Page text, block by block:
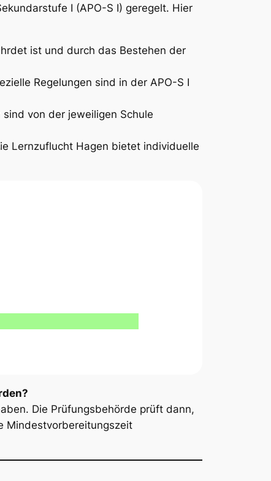
I (APO-S I) geregelt. Hier
ist und durch das Bestehen der
Regelungen sind in der APO-S I
von der jeweiligen Schule
Lernzuflucht Hagen bietet individuelle
Die Prüfungsbehörde prüft dann,
Mindestvorbereitungszeit